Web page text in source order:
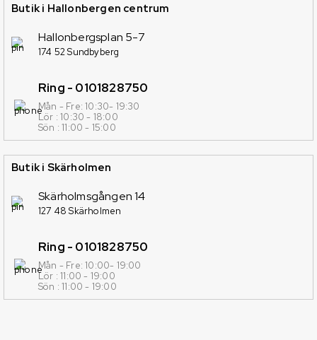
Butik i Hallonbergen centrum
Hallonbergsplan 5-7
174 52 Sundbyberg
Ring - 0101828750
Mån - Fre: 10:30- 19:30
Lör : 10:30 - 18:00
Sön : 11:00 - 15:00
Butik i Skärholmen
Skärholmsgången 14
127 48 Skärholmen
Ring - 0101828750
Mån - Fre: 10:00- 19:00
Lör : 11:00 - 19:00
Sön : 11:00 - 19:00